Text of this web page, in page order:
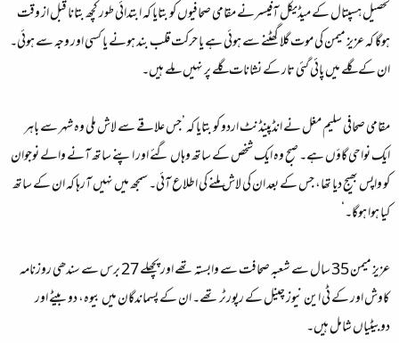
تحصیل ہسپتال کے میڈیکل آفیسرنے مقامی صحافیوں کو بتایا کہ ابتدائی طور کچھ بتانا قبل از وقت
ہوگا کہ عزیز میمن کی موت گلا گھٹنے سے ہوئی ہے یا حرکت قلب بند ہونے یا کسی اور وجہ سے ہوئی۔
ان کے گلے میں پائی گئی تار کے نشانات گلے پر نہیں ملے ہیں۔
مقامی صحافی سلیم مغل نے انڈپینڈنٹ اردو کو بتایا کہ ’جس علاقے سے لاش ملی وہ شہر سے باہر
ایک نواحی گاؤں ہے۔ صبح وہ ایک شخص کے ساتھ وہاں گئے اور اپنے ساتھ آنے والے نوجوان
کو واپس بھیج دیا تھا، جس کے بعد ان کی لاش ملنے کی اطلاع آئی۔ سمجھ میں نہیں آرہا کہ ان کے ساتھ
کیا ہوا ہوگا۔‘
عزیز میمن 35 سال سے شعبہ صحافت سے وابستہ تھے اور پچھلے 27 برس سے سندھی روزنامہ
کاوش اور کے ٹی این نیوز چینل کے رپورٹر تھے۔ ان کے پسماندگان میں بیوہ، دو بیٹے اور
دوبیٹیاں شامل ہیں۔